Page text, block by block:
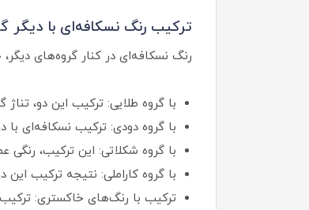
ترکیب رنگ نسکافه‌ای با دیگر
رنگ نسکافه‌ای در کنار گروه‌های
با گروه طلایی: ترکیب این دو،
با گروه دودی: ترکیب نسکافه‌ای
با گروه شکلاتی: این ترکیب،
با گروه کاراملی: نتیجه ترکیب
ترکیب با رنگ‌های خاکستری: